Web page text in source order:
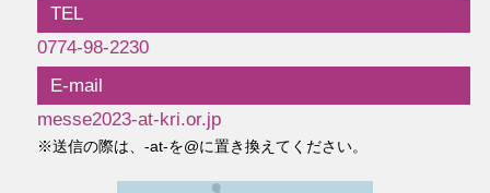
TEL
0774-98-2230
E-mail
messe2023-at-kri.or.jp
※送信の際は、-at-を@に置き換えてください。